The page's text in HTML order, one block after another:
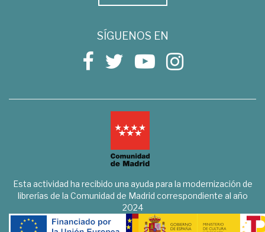
SÍGUENOS EN
Esta actividad ha recibido una ayuda para la modernización de
librerías de la Comunidad de Madrid correspondiente al año
2024